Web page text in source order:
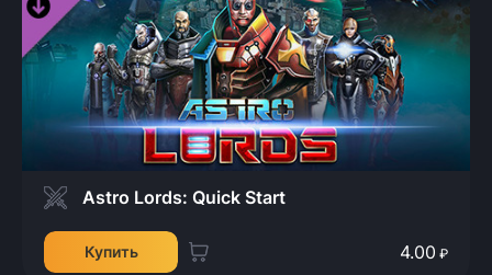
Astro Lords: Quick Start
Купить 4.00 ₽